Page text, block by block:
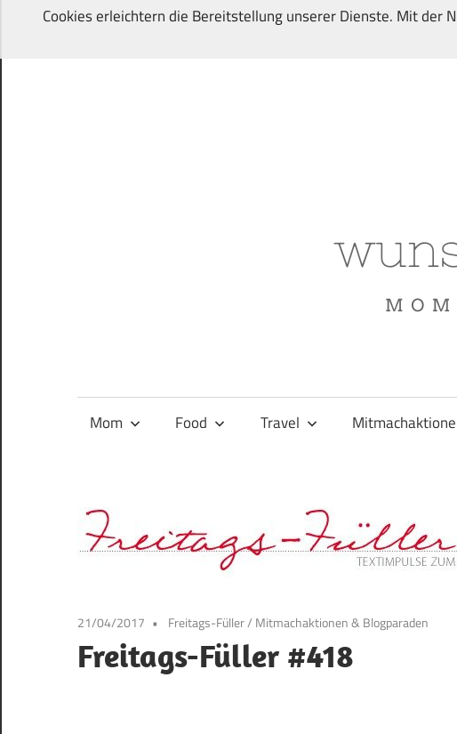
Zum
ihren
Familien-,
Food-
Mom Food Travel
21/04/2017 Freitags-Füller/ Mitmachaktionen & Blogparaden
Freitags-Füller #418
Cookies erleichtern die Bereitstellung unserer Dienste. Mit der